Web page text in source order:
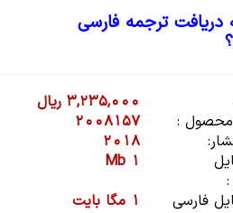
دریافت ترجمه فارسی
3,235,000 ریال
:
2008157
2018
:
1 Mb
فارسی
1 مگا بایت